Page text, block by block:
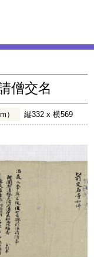
僧交名
） 縦332 x 横569